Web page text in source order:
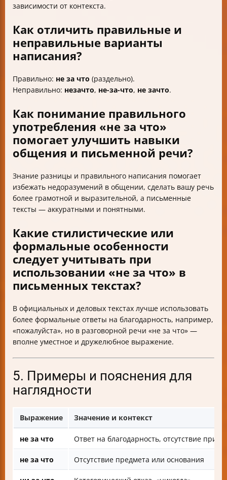
зависимости от контекста.
Как отличить правильные и
неправильные варианты
написания?
Правильно: не за что (раздельно).
Неправильно: незачто, не-за-что, не зачто.
Как понимание правильного
употребления «не за что»
помогает улучшить навыки
общения и письменной речи?
Знание разницы и правильного написания помогает
избежать недоразумений в общении, сделать вашу речь
более грамотной и выразительной, а письменные
тексты — аккуратными и понятными.
Какие стилистические или
формальные особенности
следует учитывать при
использовании «не за что» в
письменных текстах?
В официальных и деловых текстах лучше использовать
более формальные ответы на благодарность, например,
«пожалуйста», но в разговорной речи «не за что» —
вполне уместное и дружелюбное выражение.
5. Примеры и пояснения для
наглядности
Выражение Значение и контекст
не за что Ответ на благодарность, отсутствие
не за что Отсутствие предмета или основания